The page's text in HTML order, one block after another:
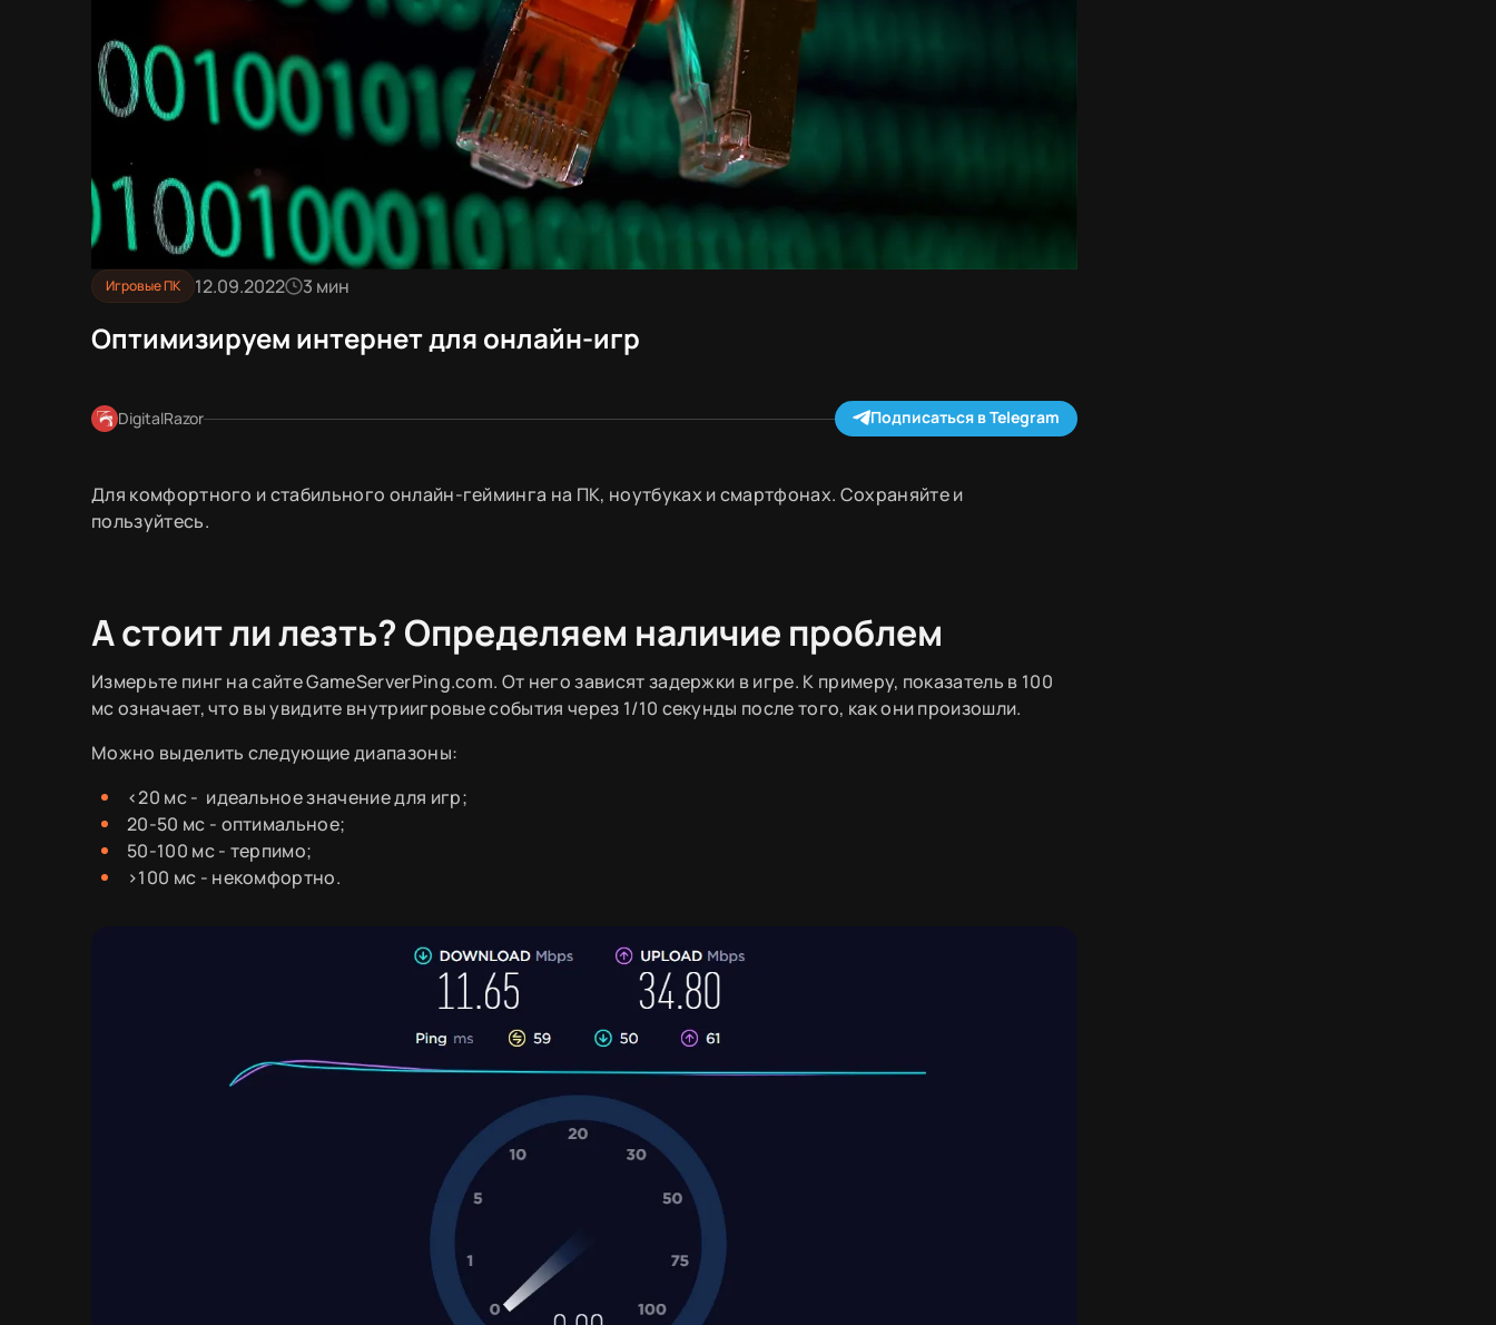
Игровые ПК 12.09.2022 3 мин
Оптимизируем интернет для онлайн-игр
DigitalRazor Подписаться в Telegram
Для комфортного и стабильного онлайн-гейминга на ПК, ноутбуках и смартфонах. Сохраняйте и
пользуйтесь.
А стоит ли лезть? Определяем наличие проблем
Измерьте пинг на сайте GameServerPing.com. От него зависят задержки в игре. К примеру, показатель в 100
мс означает, что вы увидите внутриигровые события через 1/10 секунды после того, как они произошли.
Можно выделить следующие диапазоны:
<20 мс - идеальное значение для игр;
20-50 мс - оптимальное;
50-100 мс - терпимо;
>100 мс - некомфортно.